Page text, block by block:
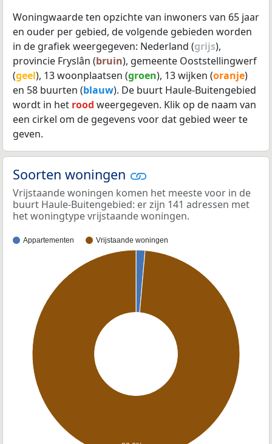
Woningwaarde ten opzichte van inwoners van 65 jaar
en ouder per gebied, de volgende gebieden worden
in de grafiek weergegeven: Nederland (grijs),
provincie Fryslân (bruin), gemeente Ooststellingwerf
(geel), 13 woonplaatsen (groen), 13 wijken (oranje)
en 58 buurten (blauw). De buurt Haule-Buitengebied
wordt in het rood weergegeven. Klik op de naam van
een cirkel om de gegevens voor dat gebied weer te
geven.
Soorten woningen
Vrijstaande woningen komen het meeste voor in de
buurt Haule-Buitengebied: er zijn 141 adressen met
het woningtype vrijstaande woningen.
Appartementen Vrijstaande woningen